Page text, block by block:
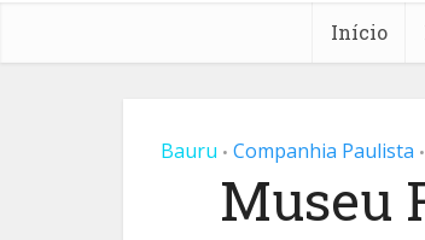
Início
Bauru • Companhia Paulista •
Museu